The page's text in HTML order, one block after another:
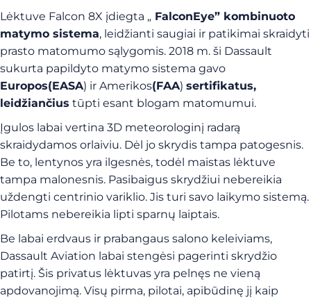
Lėktuve Falcon 8X įdiegta „ FalconEye” kombinuoto
matymo sistema, leidžianti saugiai ir patikimai skraidyti
prasto matomumo sąlygomis. 2018 m. ši Dassault
sukurta papildyto matymo sistema gavo
Europos(EASA) ir Amerikos(FAA) sertifikatus,
leidžiančius tūpti esant blogam matomumui.
Įgulos labai vertina 3D meteorologinį radarą
skraidydamos orlaiviu. Dėl jo skrydis tampa patogesnis.
Be to, lentynos yra ilgesnės, todėl maistas lėktuve
tampa malonesnis. Pasibaigus skrydžiui nebereikia
uždengti centrinio variklio. Jis turi savo laikymo sistemą.
Pilotams nebereikia lipti sparnų laiptais.
Be labai erdvaus ir prabangaus salono keleiviams,
Dassault Aviation labai stengėsi pagerinti skrydžio
patirtį. Šis privatus lėktuvas yra pelnęs ne vieną
apdovanojimą. Visų pirma, pilotai, apibūdinę jį kaip